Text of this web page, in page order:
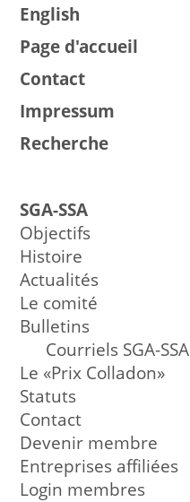
English
Page d'accueil
Contact
Impressum
Recherche
SGA-SSA
Objectifs
Histoire
Actualités
Le comité
Bulletins
Courriels SGA-SSA
Le «Prix Colladon»
Statuts
Contact
Devenir membre
Entreprises affiliées
Login membres